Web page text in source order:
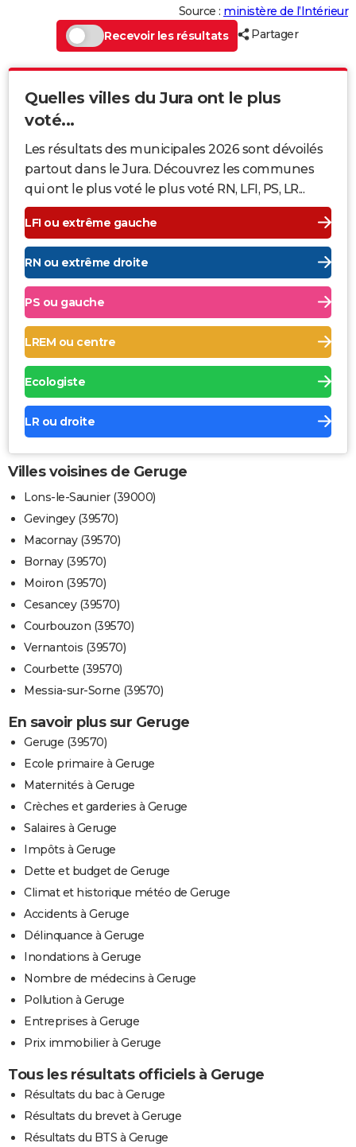
Source : ministère de l’Intérieur
Recevoir les résultats
Partager
Quelles villes du Jura ont le plus
voté...
Les résultats des municipales 2026 sont dévoilés
partout dans le Jura. Découvrez les communes
qui ont le plus voté le plus voté RN, LFI, PS, LR...
LFI ou extrême gauche
RN ou extrême droite
PS ou gauche
LREM ou centre
Ecologiste
LR ou droite
Villes voisines de Geruge
Lons-le-Saunier (39000)
Gevingey (39570)
Macornay (39570)
Bornay (39570)
Moiron (39570)
Cesancey (39570)
Courbouzon (39570)
Vernantois (39570)
Courbette (39570)
Messia-sur-Sorne (39570)
En savoir plus sur Geruge
Geruge (39570)
Ecole primaire à Geruge
Maternités à Geruge
Crèches et garderies à Geruge
Salaires à Geruge
Impôts à Geruge
Dette et budget de Geruge
Climat et historique météo de Geruge
Accidents à Geruge
Délinquance à Geruge
Inondations à Geruge
Nombre de médecins à Geruge
Pollution à Geruge
Entreprises à Geruge
Prix immobilier à Geruge
Tous les résultats officiels à Geruge
Résultats du bac à Geruge
Résultats du brevet à Geruge
Résultats du BTS à Geruge